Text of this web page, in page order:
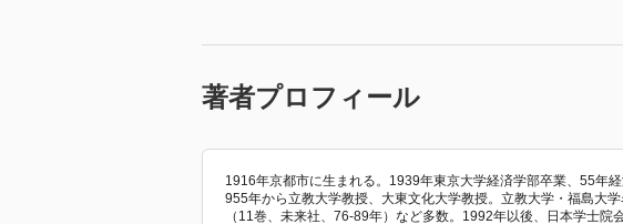
著者プロフィール
1916年京都市に生まれる。1939年東京大学経済学部卒業、55年
955年から立教大学教授、大東文化大学教授。立教大学・福島大
（11巻、未来社、76-89年）など多数。1992年以後、日本学士院会